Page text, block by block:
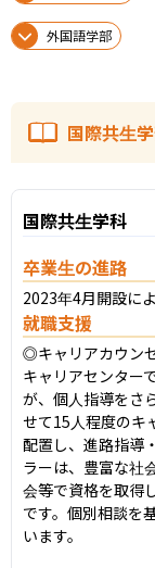
外国語学部
国際共生
国際共生学科
卒業生の進路
2023年4月開設に
就職支援
◎キャリアカウン
キャリアセンター
が、個人指導をさ
せて15人程度のキ
配置し、進路指導
ラーは、豊富な社
会等で資格を取得
です。個別相談を
います。